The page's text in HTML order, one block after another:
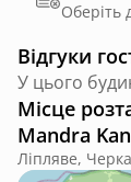
Відгуки
У цього
Місце
Mandra
Ліпляве,